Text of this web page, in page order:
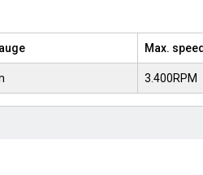
Max. speed
3.400RPM